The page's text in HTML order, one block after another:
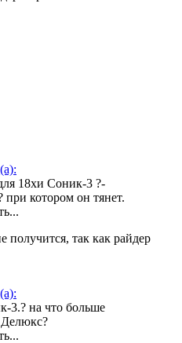
18хи Соник-3 ?-
при котором он тянет.
получится, так как райдер
3.? на что больше